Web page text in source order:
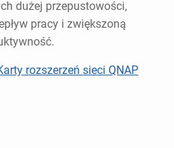
dużej przepustowości,
pracy i zwiększoną
rozszerzeń sieci QNAP